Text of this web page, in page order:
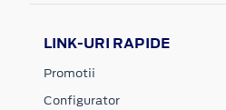
LINK-URI RAPIDE
Promotii
Configurator